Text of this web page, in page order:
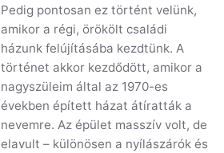
Pedig pontosan ez történt velünk,
amikor a régi, örökölt családi
házunk felújításába kezdtünk. A
történet akkor kezdődött, amikor a
nagyszüleim által az 1970-es
években épített házat átíratták a
nevemre. Az épület masszív volt, de
elavult – különösen a nyílászárók és